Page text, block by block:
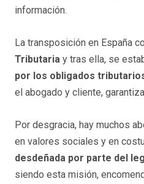
información.
La transposición en España
Tributaria y tras ella, se
por los obligados
el abogado y cliente,
Por desgracia, hay muchos
en valores sociales y en
desdeñada por parte del
siendo esta misión,